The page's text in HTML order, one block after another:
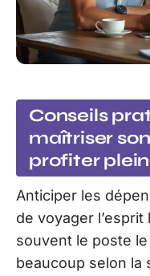
Conseils
maîtriser
profiter
Anticiper les
de voyager l’esprit
souvent le poste
beaucoup selon la